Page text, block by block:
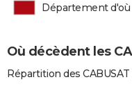
Département
Où décèdent les
Répartition des